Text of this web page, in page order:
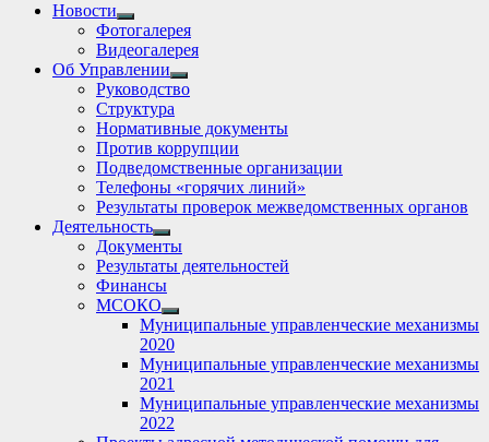
Новости
Show
sub
menu
Фотогалерея
Видеогалерея
Об Управлении
Show
sub
Руководство
Структура
Нормативные документы
Против коррупции
Подведомственные организации
Телефоны «горячих линий»
Результаты проверок межведомственных органов
Деятельность
Show
sub
menu
Документы
Результаты деятельностей
Финансы
МСОКО
Show
sub
menu
Муниципальные управленческие механизмы
2020
Муниципальные управленческие механизмы
2021
Муниципальные управленческие механизмы
2022